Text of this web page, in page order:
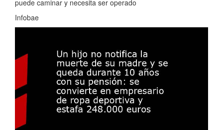
puede caminar y necesita ser operado
Infobae